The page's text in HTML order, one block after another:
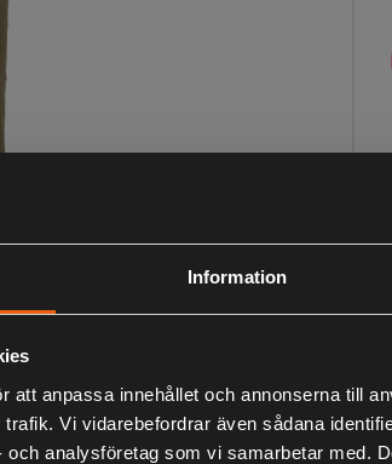
Information
att anpassa innehållet och annonserna till
Vi vidarebefordrar även sådana
analysföretag som vi samarbetar med.